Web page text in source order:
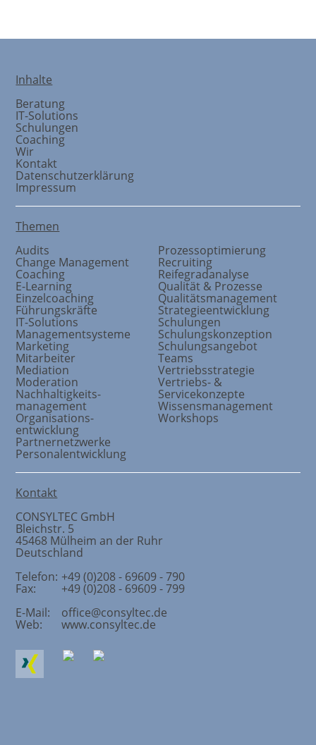
Inhalte
Beratung
IT-Solutions
Schulungen
Coaching
Wir
Kontakt
Datenschutzerklärung
Impressum
Themen
Audits
Change Management
Coaching
E-Learning
Einzelcoaching
Führungskräfte
IT-Solutions
Managementsysteme
Marketing
Mitarbeiter
Mediation
Moderation
Nachhaltigkeits-
management
Organisations-
entwicklung
Partnernetzwerke
Personalentwicklung
Prozessoptimierung
Recruiting
Reifegradanalyse
Qualität & Prozesse
Qualitätsmanagement
Strategieentwicklung
Schulungen
Schulungskonzeption
Schulungsangebot
Teams
Vertriebsstrategie
Vertriebs- &
Servicekonzepte
Wissensmanagement
Workshops
Kontakt
CONSYLTEC GmbH
Bleichstr. 5
45468 Mülheim an der Ruhr
Deutschland
Telefon: +49 (0)208 - 69609 - 790
Fax:
+49 (0)208 - 69609 - 799
E-Mail:
office@consyltec.de
Web: www.consyltec.de